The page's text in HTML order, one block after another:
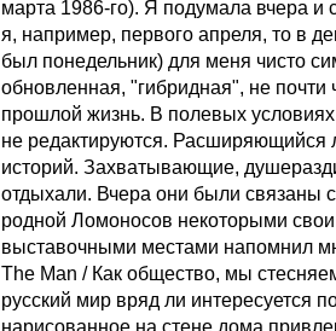
марта 1986-го). Я подумала вчера и
я, например, первого апреля, то в
был понедельник) для меня чисто
обновленная, "гибридная", не почти
прошлой жизнь. В полевых
не редактируются.
историй. Захватывающие,
отдыхали. Вчера они были связаны
родной Ломоносов некоторыми
выставочными местами напомнил
The Man / Как общество, мы
русский мир вряд ли интересуется
нарисованное на стене дома